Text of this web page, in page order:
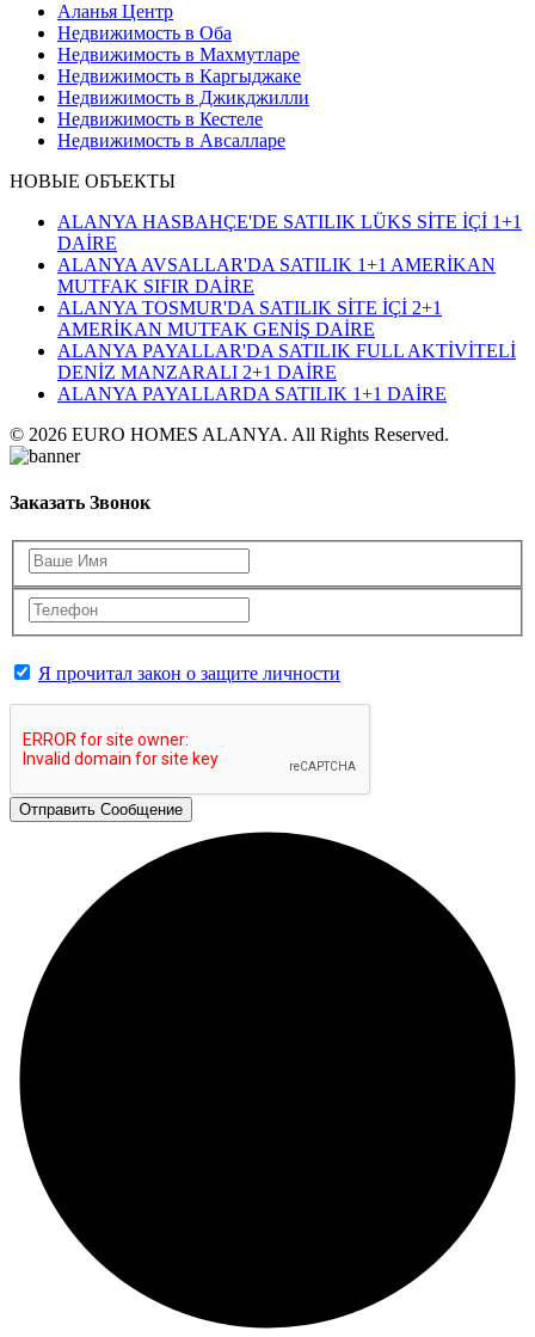
Аланья Центр
Недвижимость в Оба
Недвижимость в Махмутларе
Недвижимость в Каргыджаке
Недвижимость в Джикджилли
Недвижимость в Кестеле
Недвижимость в Авсалларе
НОВЫЕ ОБЪЕКТЫ
ALANYA HASBAHÇE'DE SATILIK LÜKS SİTE İÇİ 1+1
DAİRE
ALANYA AVSALLAR'DA SATILIK 1+1 AMERİKAN
MUTFAK SIFIR DAİRE
ALANYA TOSMUR'DA SATILIK SİTE İÇİ 2+1
AMERİKAN MUTFAK GENİŞ DAİRE
ALANYA PAYALLAR'DA SATILIK FULL AKTİVİTELİ
DENİZ MANZARALI 2+1 DAİRE
ALANYA PAYALLARDA SATILIK 1+1 DAİRE
© 2026 EURO HOMES ALANYA. All Rights Reserved.
Заказать Звонок
Я прочитал закон о защите личности
Отправить Сообщение